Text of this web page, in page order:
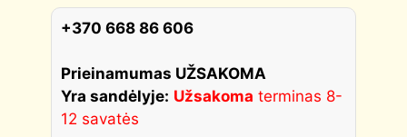
storis
100
quantity
+370 668 86 606
Prieinamumas UŽSAKOMA
Yra sandėlyje: Užsakoma terminas 8-
12 savatės